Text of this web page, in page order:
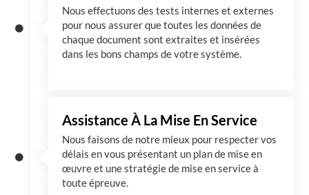
Nous effectuons des tests internes et externes
pour nous assurer que toutes les données de
chaque document sont extraites et insérées
dans les bons champs de votre système.
Assistance À La Mise En Service
Nous faisons de notre mieux pour respecter vos
délais en vous présentant un plan de mise en
œuvre et une stratégie de mise en service à
toute épreuve.